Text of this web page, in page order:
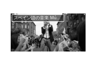
スペイン語の音楽 Música en español